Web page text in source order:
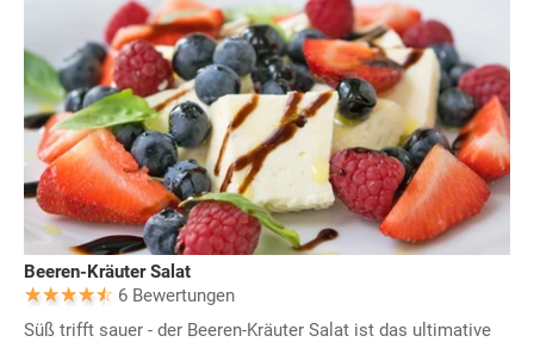
Beeren-Kräuter Salat
6 Bewertungen
Süß trifft sauer - der Beeren-Kräuter Salat ist das ultimative